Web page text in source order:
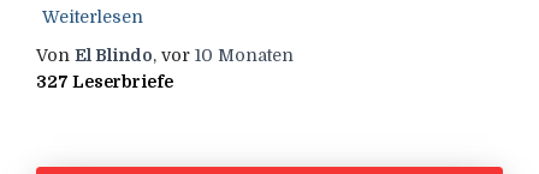
Weiterlesen
Von El Blindo, vor 10 Monaten
327 Leserbriefe